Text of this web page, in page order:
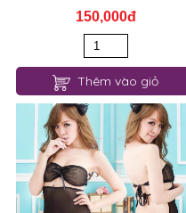
150,000đ
Thêm vào giỏ